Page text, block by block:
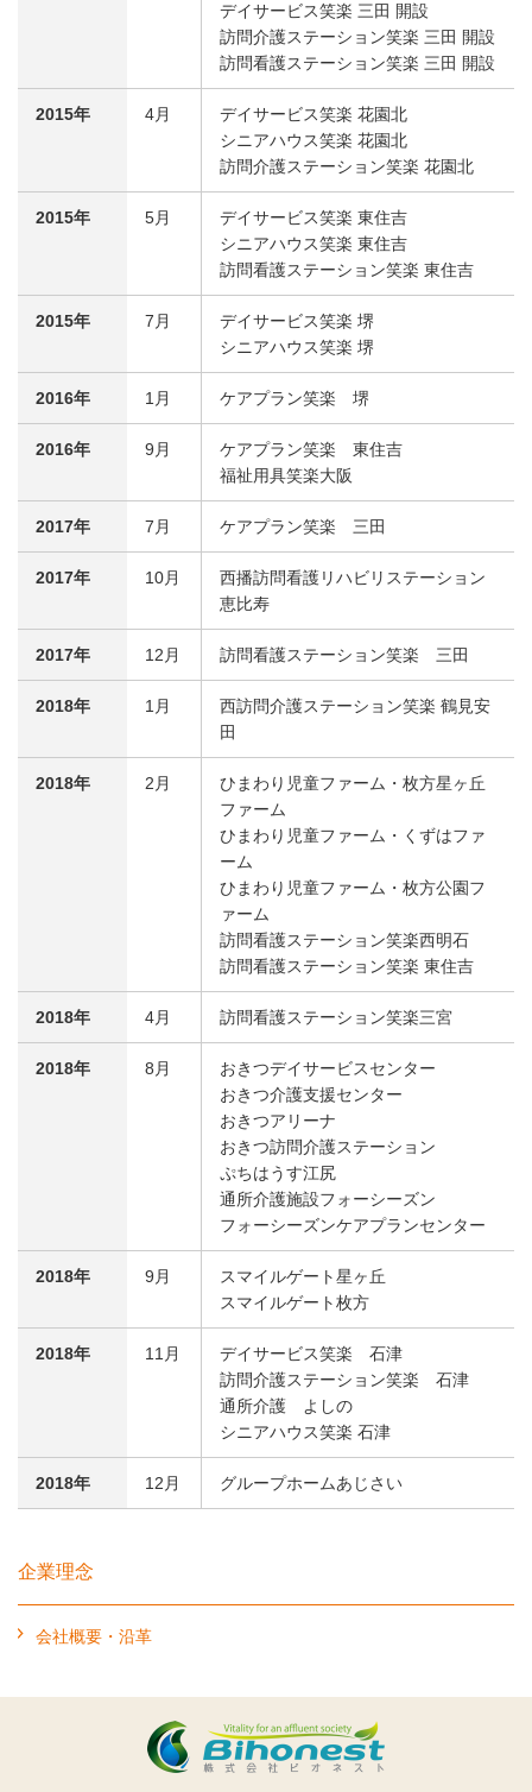
デイサービス笑楽 三田 開設
訪問介護ステーション笑楽 三田 開設
訪問看護ステーション笑楽 三田 開設
2015年 4月
デイサービス笑楽 花園北
シニアハウス笑楽 花園北
訪問介護ステーション笑楽 花園北
2015年 5月
デイサービス笑楽 東住吉
シニアハウス笑楽 東住吉
訪問看護ステーション笑楽 東住吉
2015年 7月
デイサービス笑楽 堺
シニアハウス笑楽 堺
2016年 1月 ケアプラン笑楽 堺
2016年 9月
ケアプラン笑楽 東住吉
福祉用具笑楽大阪
2017年 7月 ケアプラン笑楽 三田
2017年 10月
西播訪問看護リハビリステーション
恵比寿
2017年 12月 訪問看護ステーション笑楽 三田
2018年 1月
西訪問介護ステーション笑楽 鶴見安
田
2018年 2月
ひまわり児童ファーム・枚方星ヶ丘
ファーム
ひまわり児童ファーム・くずはファ
ーム
ひまわり児童ファーム・枚方公園フ
ァーム
訪問看護ステーション笑楽西明石
訪問看護ステーション笑楽 東住吉
2018年 4月 訪問看護ステーション笑楽三宮
2018年 8月
おきつデイサービスセンター
おきつ介護支援センター
おきつアリーナ
おきつ訪問介護ステーション
ぷちはうす江尻
通所介護施設フォーシーズン
フォーシーズンケアプランセンター
2018年 9月
スマイルゲート星ヶ丘
スマイルゲート枚方
2018年 11月
デイサービス笑楽 石津
訪問介護ステーション笑楽 石津
通所介護 よしの
シニアハウス笑楽 石津
2018年 12月 グループホームあじさい
企業理念
会社概要・沿革